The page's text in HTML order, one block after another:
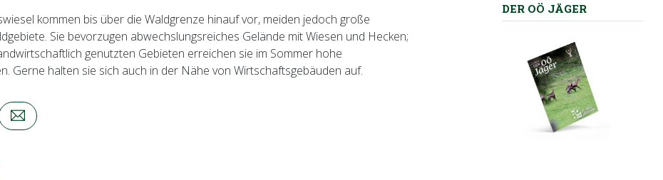
kommen bis über die Waldgrenze hinauf vor, meiden jedoch große
Sie bevorzugen abwechslungsreiches Gelände mit Wiesen und Hecken;
genutzten Gebieten erreichen sie im Sommer hohe
Gerne halten sie sich auch in der Nähe von Wirtschaftsgebäuden auf.
DER OÖ JÄGER